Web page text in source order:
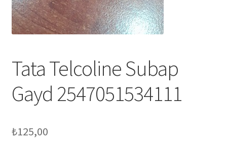
Tata Telcoline Subap
Gayd 2547051534111
₺125,00